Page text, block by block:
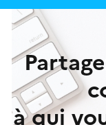
à qui